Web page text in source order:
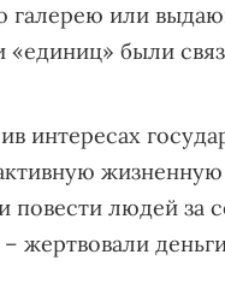
галерею или
«единиц» были
интересах
повести людей за
жертвовали